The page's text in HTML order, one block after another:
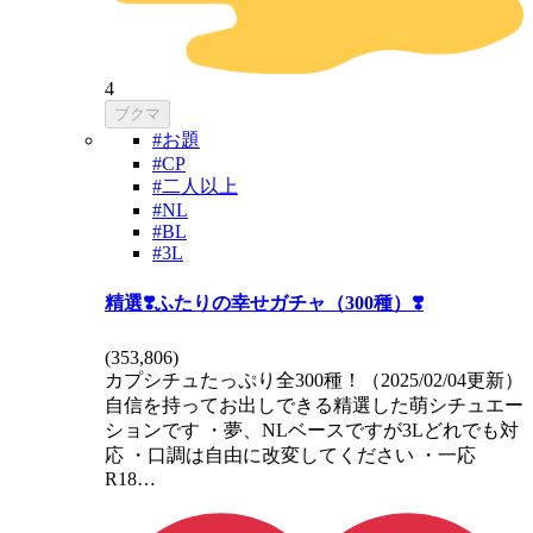
4
ブクマ
#お題
#CP
#二人以上
#NL
#BL
#3L
精選❣️ふたりの幸せガチャ（300種）❣️
(353,806)
カプシチュたっぷり全300種！（2025/02/04更新）
自信を持ってお出しできる精選した萌シチュエー
ションです ・夢、NLベースですが3Lどれでも対
応 ・口調は自由に改変してください ・一応
R18…